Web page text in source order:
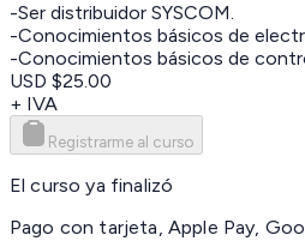
-Ser distribuidor SYSCOM.
-Conocimientos básicos de
-Conocimientos básicos de
USD $25.00
+ IVA
Registrarme al curso
El curso ya finalizó
Pago con tarjeta, Apple Pay,